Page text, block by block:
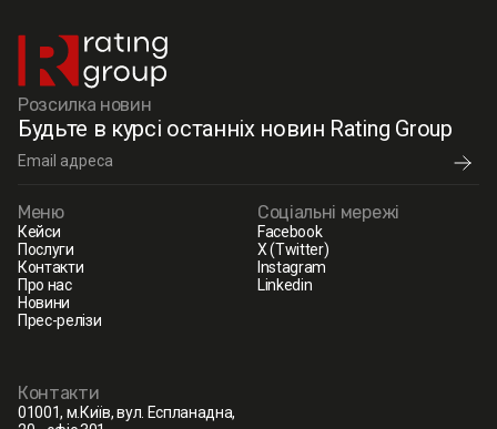
Розсилка новин
Будьте в курсі останніх новин Rating Group
Меню
Кейси
Послуги
Контакти
Про нас
Новини
Прес-релізи
Соціальні мережі
Facebook
X (Twitter)
Instagram
Linkedin
Контакти
01001, м.Київ, вул. Еспланадна,